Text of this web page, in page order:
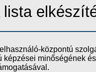
lista
központú
képzései minőségének